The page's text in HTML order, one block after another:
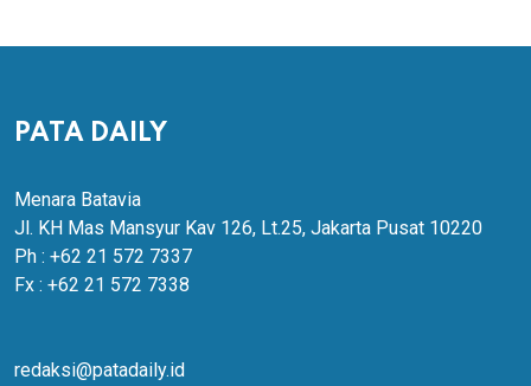
PATA DAILY
Menara Batavia
Jl. KH Mas Mansyur Kav 126, Lt.25, Jakarta Pusat 10220
Ph : +62 21 572 7337
Fx : +62 21 572 7338
redaksi@patadaily.id